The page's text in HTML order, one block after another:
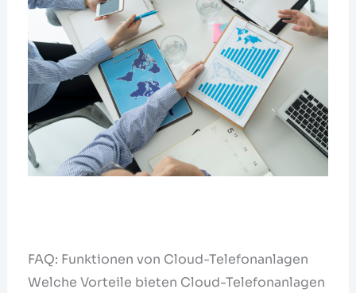
FAQ: Funktionen von Cloud-Telefonanlagen
Welche Vorteile bieten Cloud-Telefonanlagen